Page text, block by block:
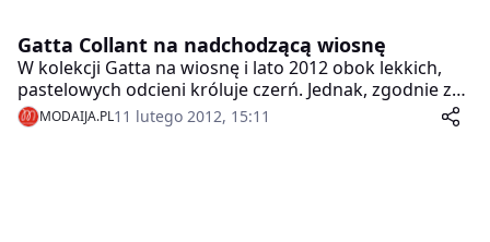
Gatta Collant na nadchodzącą wiosnę
W kolekcji Gatta na wiosnę i lato 2012 obok lekkich,
pastelowych odcieni króluje czerń. Jednak, zgodnie z
obowiązującymi na świecie trendami, jest dużo
łagodniejsza od wersji zimowej – mocno rock&roll-
MODAIJA.PL11 lutego 2012, 15:11